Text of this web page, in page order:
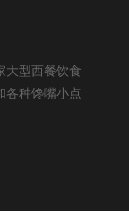
大型西餐饮食
各种馋嘴小点